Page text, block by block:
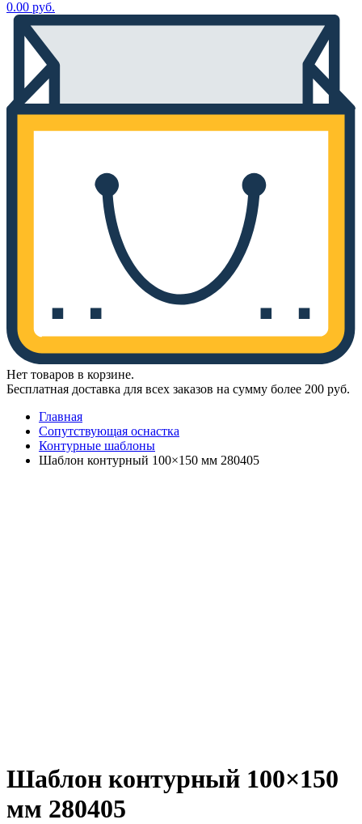
0.00 руб.
Нет товаров в корзине.
Бесплатная доставка для всех заказов на сумму более 200 руб.
Главная
Сопутствующая оснастка
Контурные шаблоны
Шаблон контурный 100×150 мм 280405
Шаблон контурный 100×150
мм 280405